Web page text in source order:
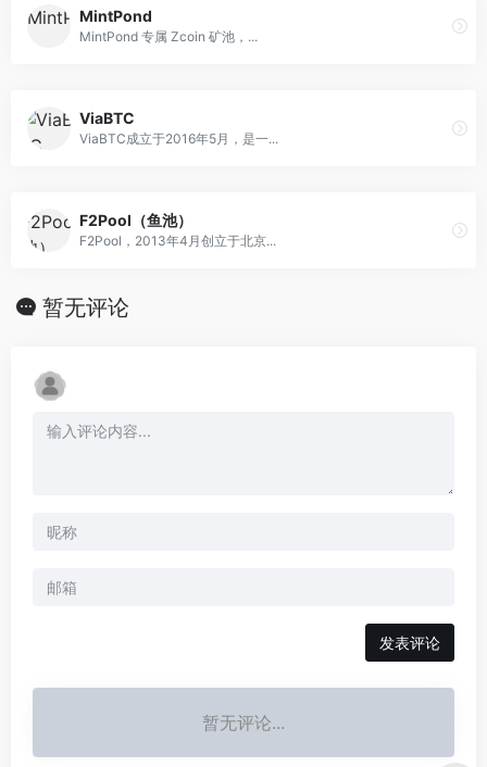
MintPond
MintPond 专属 Zcoin 矿池，...
ViaBTC
ViaBTC成立于2016年5月，是一...
F2Pool（鱼池）
F2Pool，2013年4月创立于北京...
暂无评论
发表评论
暂无评论...